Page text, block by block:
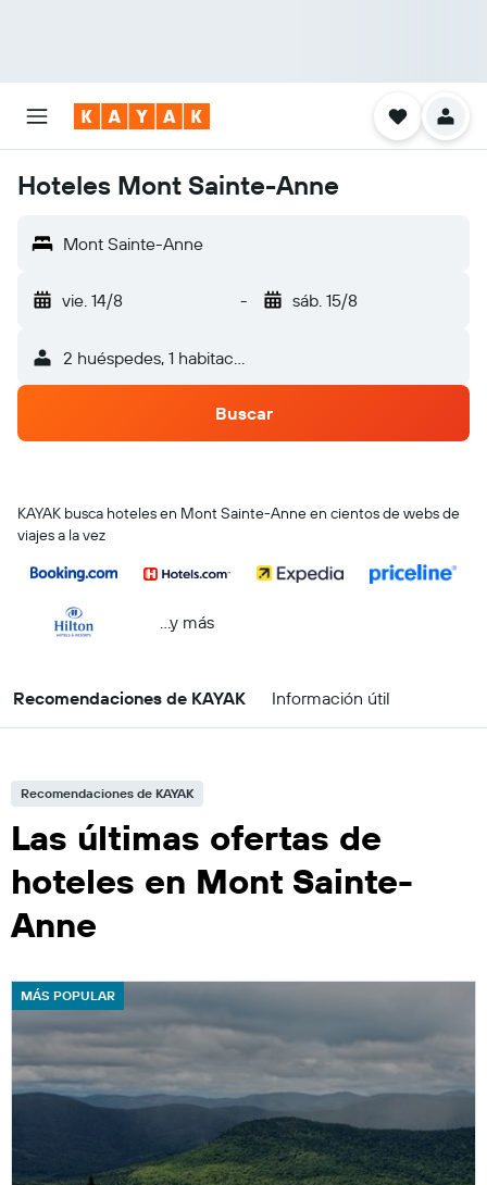
Hoteles Mont Sainte-Anne
Mont Sainte-Anne
vie. 14/8 - sáb. 15/8
2 huéspedes, 1 habitación
Buscar
KAYAK busca hoteles en Mont Sainte-Anne en cientos de webs de
viajes a la vez
...y más
Recomendaciones de KAYAK Información útil
Recomendaciones de KAYAK
Las últimas ofertas de
hoteles en Mont Sainte-
Anne
MÁS POPULAR